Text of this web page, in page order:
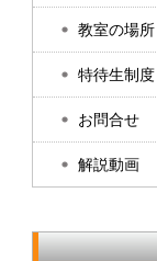
教室の場所
特待生制度
お問合せ
解説動画